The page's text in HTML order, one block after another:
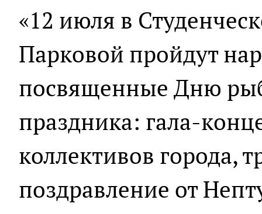
«12 июля в
Парковой пройдут
посвященные Дню
праздника: гала-
коллективов города,
поздравление от